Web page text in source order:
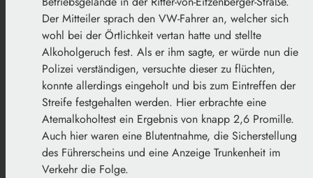
Der Mitteiler sprach den VW-Fahrer an, welcher sich
wohl bei der Örtlichkeit vertan hatte und stellte
Alkoholgeruch fest. Als er ihm sagte, er würde nun die
Polizei verständigen, versuchte dieser zu flüchten,
konnte allerdings eingeholt und bis zum Eintreffen der
Streife festgehalten werden. Hier erbrachte eine
Atemalkoholtest ein Ergebnis von knapp 2,6 Promille.
Auch hier waren eine Blutentnahme, die Sicherstellung
des Führerscheins und eine Anzeige Trunkenheit im
Verkehr die Folge.